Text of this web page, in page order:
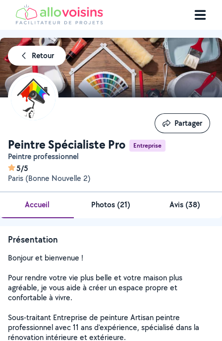
Retour
Peintre Spécialiste Pro Entreprise
Peintre professionnel
5/5
Paris (Bonne Nouvelle 2)
Partager
Partager
Accueil Photos (21) Avis (38)
Présentation
Bonjour et bienvenue !
Pour rendre votre vie plus belle et votre maison plus
agréable, je vous aide à créer un espace propre et
confortable à vivre.
Sous-traitant Entreprise de peinture Artisan peintre
professionnel avec 11 ans d'expérience, spécialisé dans la
rénovation intérieure et extérieure.